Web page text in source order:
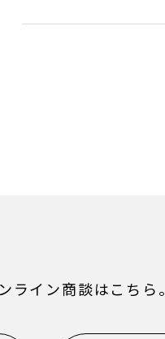
ライン商談はこちら。